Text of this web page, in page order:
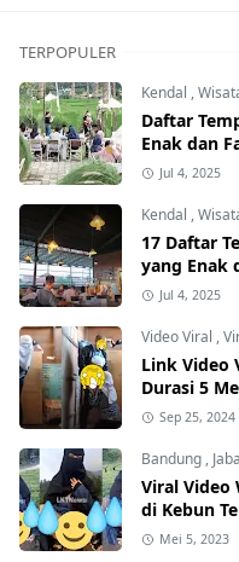
TERPOPULER
Kendal ,
Daftar
Enak dan
Jul 4, 2025
Kendal ,
17 Daftar
yang Enak
Jul 4, 2025
Video Viral ,
Link Video
Durasi 5
Internet,
Sep 25, 2024
Bandung ,
Viral Video
di Kebun
Mei 5, 2023